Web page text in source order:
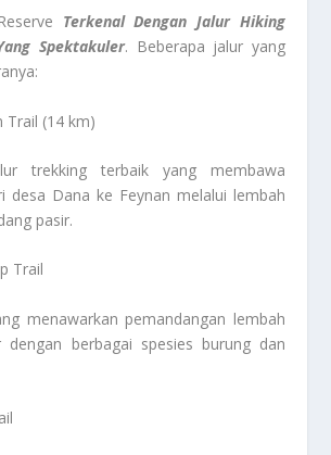
Terkenal Dengan Jalur Hiking
Spektakuler. Beberapa jalur yang
Trail (14 km)
trekking terbaik yang membawa
desa Dana ke Feynan melalui lembah
pasir.
Trail
menawarkan pemandangan lembah
berbagai spesies burung dan